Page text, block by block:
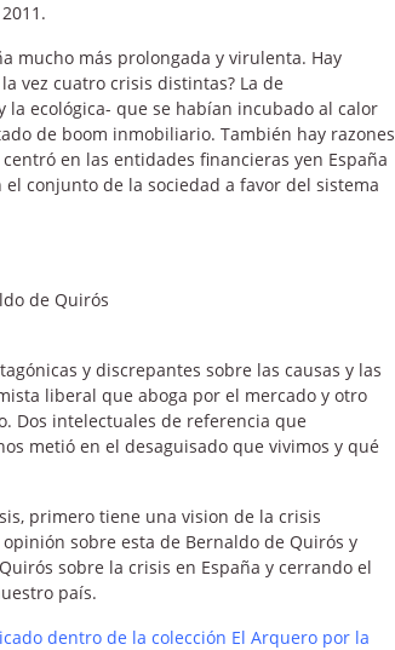
mucho más prolongada y virulenta. Hay
vez cuatro crisis distintas? La de
ecológica- que se habían incubado al calor
de boom inmobiliario. También hay razones
en las entidades financieras yen España
conjunto de la sociedad a favor del sistema
de Quirós
y discrepantes sobre las causas y las
liberal que aboga por el mercado y otro
Dos intelectuales de referencia que
metió en el desaguisado que vivimos y qué
primero tiene una vision de la crisis
sobre esta de Bernaldo de Quirós y
sobre la crisis en España y cerrando el
país.
dentro de la colección El Arquero por la